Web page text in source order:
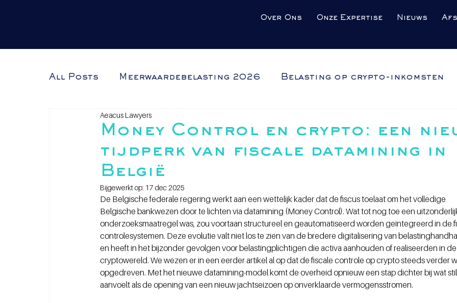
Over Ons Onze Expertise Nieuws
All Posts Meerwaardebelasting 2026 Belasting op crypto-inkomsten
Crypto & ondernemen
Money Control en crypto: een
tijdperk van fiscale datamining in
België
Aeacus Lawyers
Bijgewerkt op: 17 dec 2025
De Belgische federale regering werkt aan een wettelijk kader dat de fiscus toelaat om het volledige
Belgische bankwezen door te lichten via datamining (Money Control). Wat tot nog toe een
onderzoeksmaatregel was, zou voortaan structureel en geautomatiseerd worden geïntegreerd in de
controlesystemen. Deze evolutie valt niet los te zien van de bredere digitalisering van
en heeft in het bijzonder gevolgen voor belastingplichtigen die activa aanhouden of realiseerden in de
cryptowereld. We wezen er in een eerder artikel al op dat de fiscale controle op crypto steeds verder
opgedreven. Met het nieuwe datamining-model komt de overheid opnieuw een stap dichter bij wat
aanvoelt als de opening van een nieuw jachtseizoen op onverklaarde vermogensstromen.